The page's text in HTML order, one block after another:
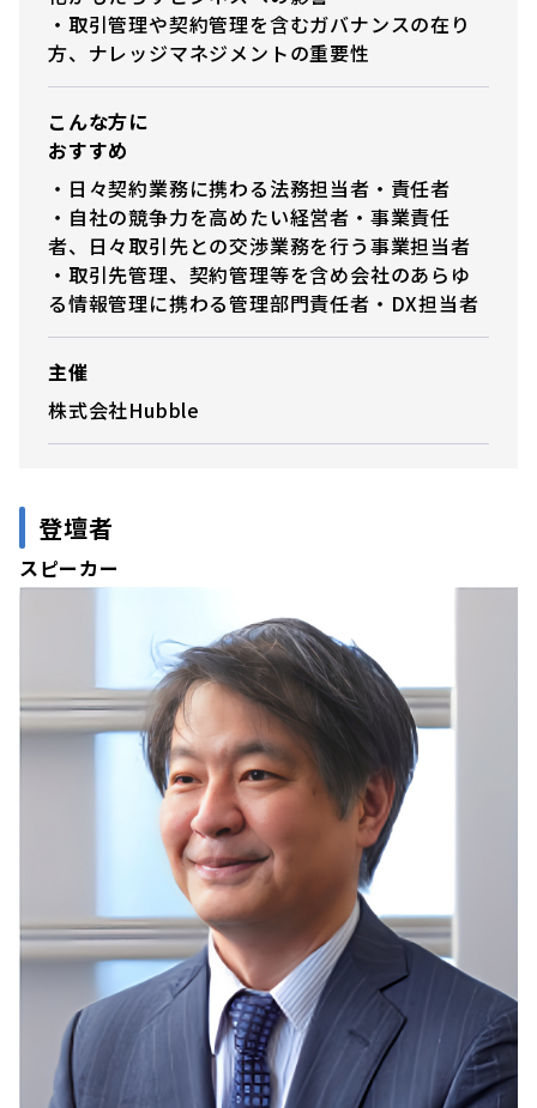
・取引管理や契約管理を含むガバナンスの在り
方、ナレッジマネジメントの重要性
こんな方に
おすすめ
・日々契約業務に携わる法務担当者・責任者
・自社の競争力を高めたい経営者・事業責任
者、日々取引先との交渉業務を行う事業担当者
・取引先管理、契約管理等を含め会社のあらゆ
る情報管理に携わる管理部門責任者・DX担当者
主催
株式会社Hubble
登壇者
スピーカー